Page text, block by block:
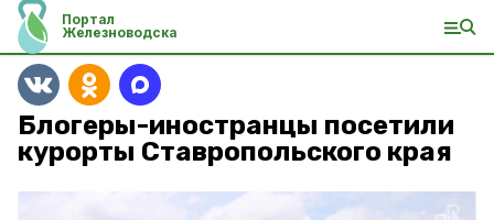
Портал
Железноводска
Блогеры-иностранцы посетили
курорты Ставропольского края